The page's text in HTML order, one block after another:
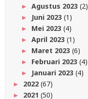
► Agustus 2023 (2)
► Juni 2023 (1)
► Mei 2023 (4)
► April 2023 (1)
► Maret 2023 (6)
► Februari 2023 (4)
► Januari 2023 (4)
► 2022 (67)
► 2021 (50)